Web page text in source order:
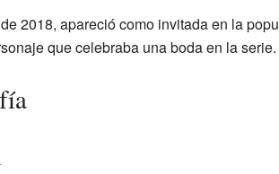
2018, apareció como invitada en la
que celebraba una boda en la serie.